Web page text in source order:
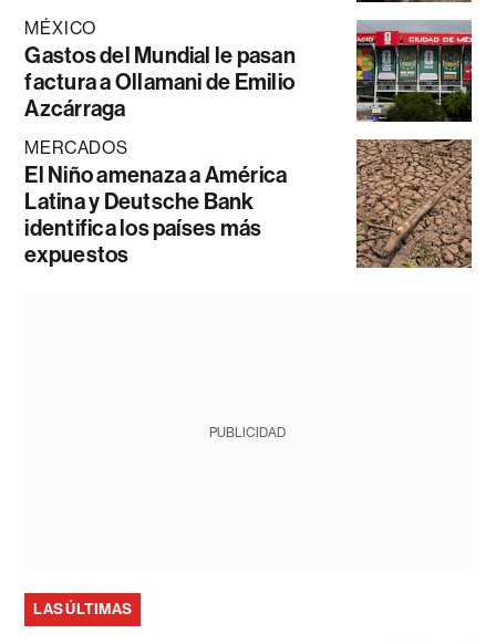
MÉXICO
Gastos del Mundial le pasan
factura a Ollamani de Emilio
Azcárraga
MERCADOS
El Niño amenaza a América
Latina y Deutsche Bank
identifica los países más
expuestos
PUBLICIDAD
LAS ÚLTIMAS